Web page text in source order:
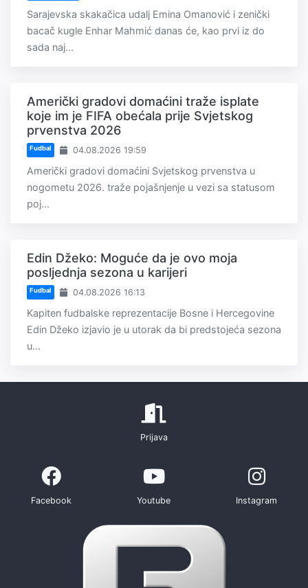
Sarajevska skakačica udalj Emina Omanović i zenički
bacač kugle Enhar Mahmić danas će, kao prvi iz do
sada naj...
Američki gradovi domaćini traže isplate
koje im je FIFA obećala prije Svjetskog
prvenstva 2026
Fudbal 04.08.2026 19:59
Američki gradovi domaćini Svjetskog prvenstva u
nogometu 2026. traže pojašnjenje u vezi sa statusom
poj...
Edin Džeko: Moguće da je ovo moja
posljednja sezona u karijeri
Fudbal 04.08.2026 16:13
Kapiten fudbalske reprezentacije Bosne i Hercegovine
Edin Džeko izjavio je u utorak da bi predstojeća sezona
u...
Prijava
Facebook Youtube Instagram